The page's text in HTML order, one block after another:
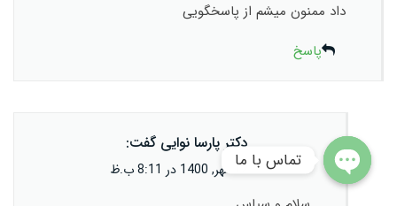
داد ممنون میشم از پاسخگویی
پاسخ
دکتر پارسا نوایی گفت:
12 مهر, 1400 در 8:11 ب.ظ
تماس با ما